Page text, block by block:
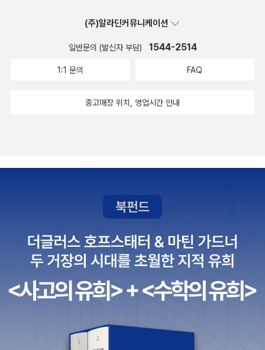
(주)알라딘커뮤니케이션
일반문의 (발신자 부담) 1544-2514
1:1 문의 FAQ
중고매장 위치, 영업시간 안내